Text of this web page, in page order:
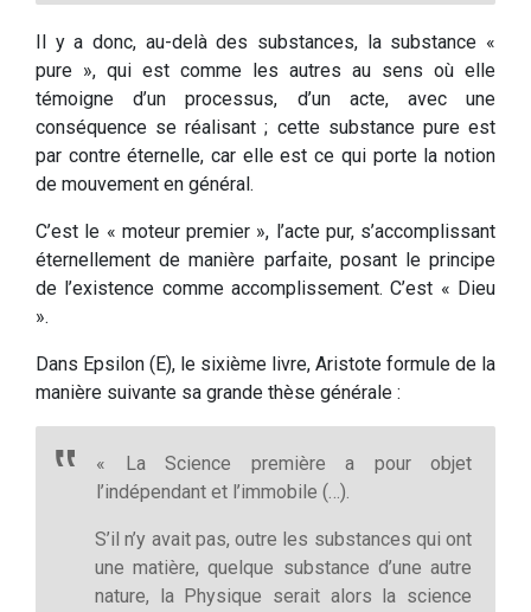
Il y a donc, au-delà des substances, la substance «
pure », qui est comme les autres au sens où elle
témoigne d’un processus, d’un acte, avec une
conséquence se réalisant ; cette substance pure est
par contre éternelle, car elle est ce qui porte la notion
de mouvement en général.
C’est le « moteur premier », l’acte pur, s’accomplissant
éternellement de manière parfaite, posant le principe
de l’existence comme accomplissement. C’est « Dieu
».
Dans Epsilon (Ε), le sixième livre, Aristote formule de la
manière suivante sa grande thèse générale :
« La Science première a pour objet
l’indépendant et l’immobile (…).
S’il n’y avait pas, outre les substances qui ont
une matière, quelque substance d’une autre
nature, la Physique serait alors la science